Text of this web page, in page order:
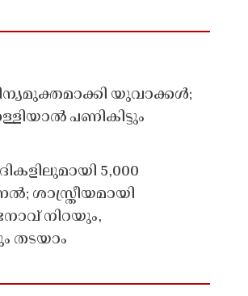
യുവാക്കൾ;
പണികിട്ടും
5,000
ശാസ്ത്രീയമായി
നിറയും,
തടയാം